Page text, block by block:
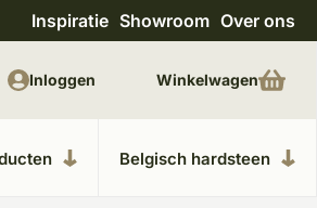
in Kesteren Unieke
Inspiratie Showroom Over ons
Belgisch hardsteen
Inloggen Winkelwagen